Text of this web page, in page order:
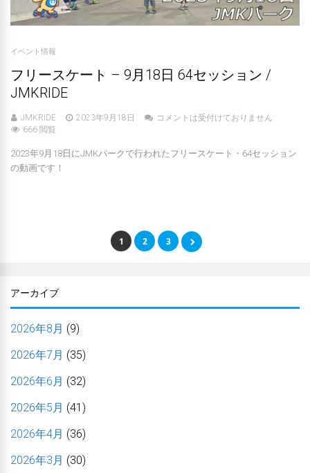
イベント情報
フリースケート – 9月18日 64セッション /
JMKRIDE
JMKRIDE 2023年9月18日
コメントは受付けておりません
666 閲覧
2023年9月18日にJMKパークで行われたフリースケート・64セッション
の動画です！
1 2 3
アーカイブ
2026年8月 (9)
2026年7月 (35)
2026年6月 (32)
2026年5月 (41)
2026年4月 (36)
2026年3月 (30)